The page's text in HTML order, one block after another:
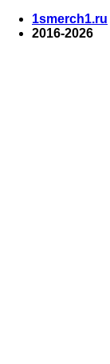
1smerch1.ru
2016-2026